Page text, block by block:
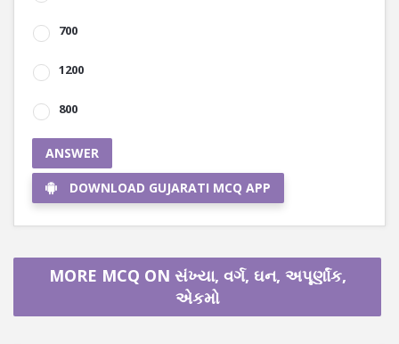
700
1200
800
ANSWER
DOWNLOAD GUJARATI MCQ APP
MORE MCQ ON સંખ્યા, વર્ગ, ઘન, અપૂર્ણાંક,
એકમો